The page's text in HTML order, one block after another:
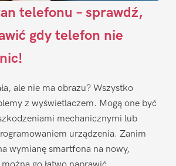
telefonu – sprawdź,
gdy telefon nie
ale nie ma obrazu? Wszystko
z wyświetlaczem. Mogą one być
mechanicznymi lub
urządzenia. Zanim
wymianę smartfona na nowy,